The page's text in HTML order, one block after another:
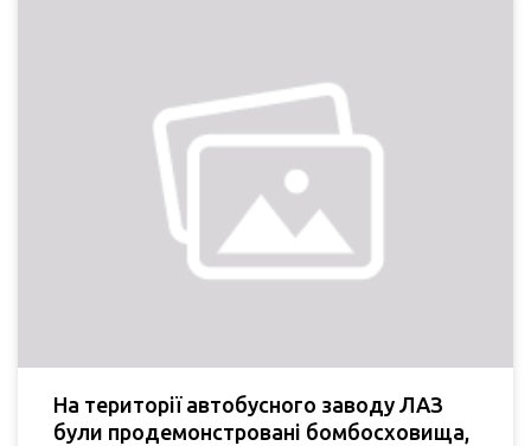
На території автобусного заводу ЛАЗ
були продемонстровані бомбосховища,